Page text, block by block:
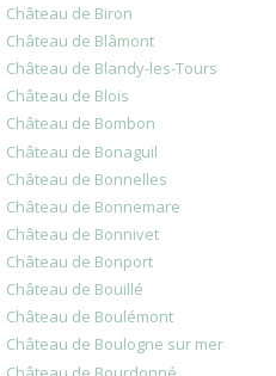
Château de Biron
Château de Blâmont
Château de Blandy-les-Tours
Château de Blois
Château de Bombon
Château de Bonaguil
Château de Bonnelles
Château de Bonnemare
Château de Bonnivet
Château de Bonport
Château de Bouillé
Château de Boulémont
Château de Boulogne sur mer